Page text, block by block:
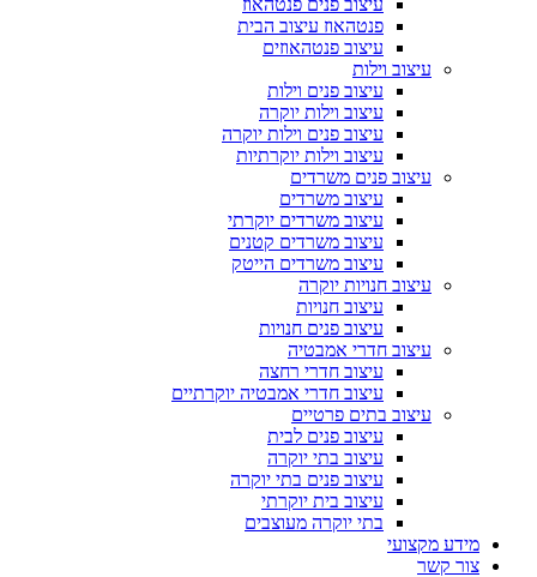
פנטהאוז עיצוב הבית
עיצוב פנטהאוזים
עיצוב וילות
עיצוב פנים וילות
עיצוב וילות יוקרה
עיצוב פנים וילות יוקרה
עיצוב וילות יוקרתיות
עיצוב פנים משרדים
עיצוב משרדים
עיצוב משרדים יוקרתי
עיצוב משרדים קטנים
עיצוב משרדים הייטק
עיצוב חנויות יוקרה
עיצוב חנויות
עיצוב פנים חנויות
עיצוב חדרי אמבטיה
עיצוב חדרי רחצה
עיצוב חדרי אמבטיה יוקרתיים
עיצוב בתים פרטיים
עיצוב פנים לבית
עיצוב בתי יוקרה
עיצוב פנים בתי יוקרה
עיצוב בית יוקרתי
בתי יוקרה מעוצבים
מידע מקצועי
צור קשר